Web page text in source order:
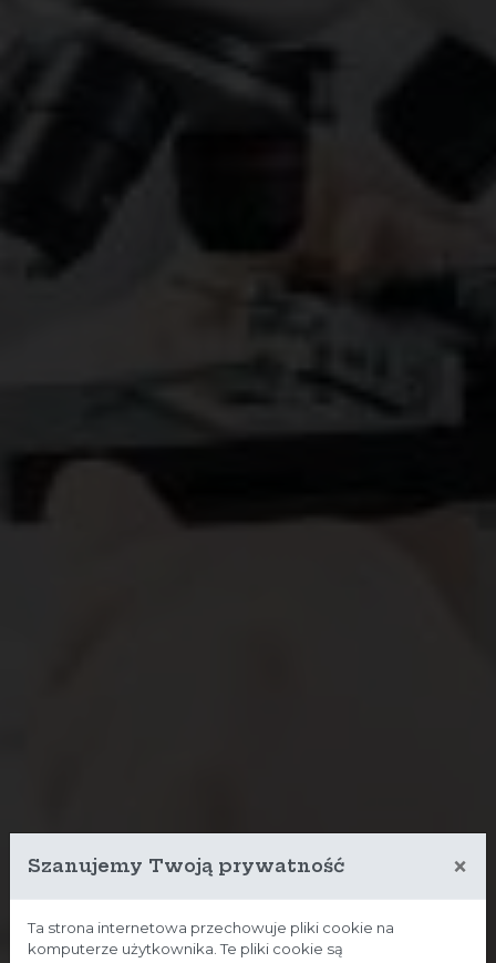
Szanujemy Twoją prywatność ×
Ta strona internetowa przechowuje pliki cookie na
komputerze użytkownika. Te pliki cookie są